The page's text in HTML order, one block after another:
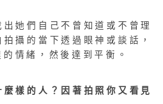
她們自己不曾知道或不曾理
攝的當下透過眼神或談話，
情緒，然後達到平衡。
麼樣的人？因著拍照你又看見